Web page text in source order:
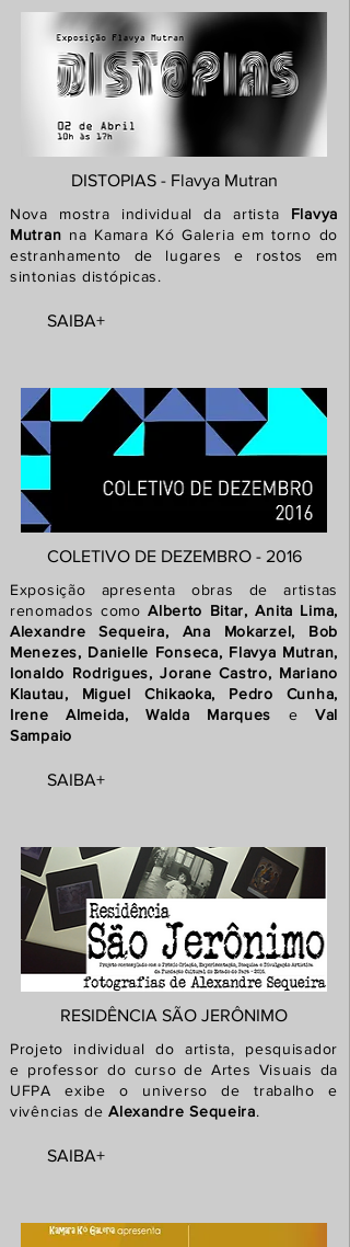
DISTOPIAS - Flavya Mutran
Nova mostra individual da artista Flavya
Mutran na Kamara Kó Galeria em torno do
estranhamento de lugares e rostos em
sintonias distópicas.
SAIBA+
COLETIVO DE DEZEMBRO - 2016
Exposição apresenta obras de artistas
renomados comoAlberto Bitar, Anita Lima,
Alexandre Sequeira, Ana Mokarzel, Bob
Menezes, Danielle Fonseca, Flavya Mutran,
Ionaldo Rodrigues, Jorane Castro, Mariano
Klautau, Miguel Chikaoka, Pedro Cunha,
Irene Almeida, Walda Marques e Val
Sampaio
SAIBA+
RESIDÊNCIA SÃO JERÔNIMO
Projeto individual do artista, pesquisador
e professor do curso de Artes Visuais da
UFPA exibe o universo de trabalho e
vivências deAlexandre Sequeira.
SAIBA+